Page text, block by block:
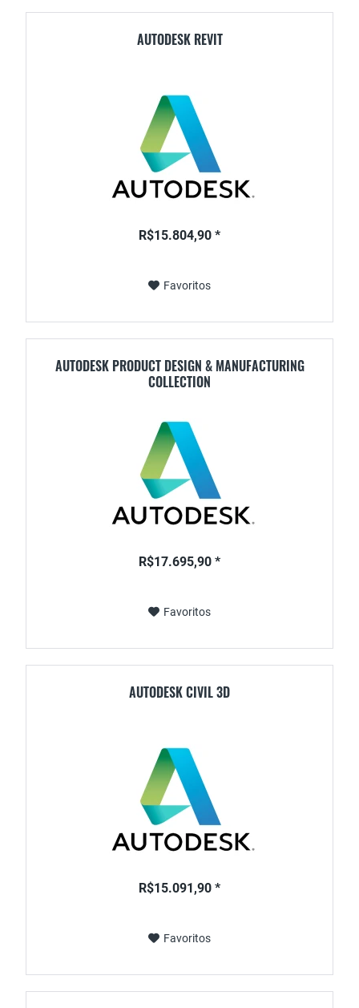
AUTODESK REVIT
R$15.804,90 *
Favoritos
AUTODESK PRODUCT DESIGN & MANUFACTURING
COLLECTION
R$17.695,90 *
Favoritos
AUTODESK CIVIL 3D
R$15.091,90 *
Favoritos